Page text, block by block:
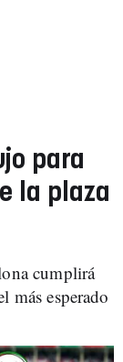
para
la plaza
cumplirá
más esperado